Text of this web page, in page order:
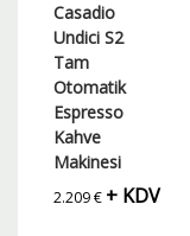
Casadio
Undici S2
Tam
Otomatik
Espresso
Kahve
Makinesi
2.209€ + KDV